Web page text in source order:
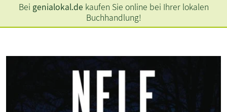
Bei genialokal.de kaufen Sie online bei Ihrer lokalen
Buchhandlung!